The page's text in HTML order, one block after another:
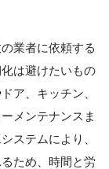
業者に依頼する
は避けたいもの
ア、キッチン、
メンテナンスま
ステムにより、
ため、時間と労